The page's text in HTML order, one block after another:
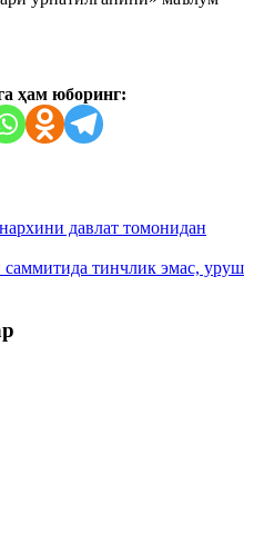
ҳам юборинг:
давлат томонидан
тинчлик эмас, уруш